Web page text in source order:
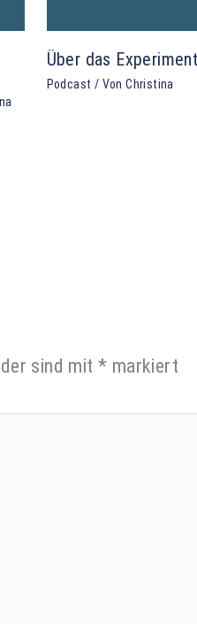
Über das
Podcast / VonChristina
sind mit * markiert